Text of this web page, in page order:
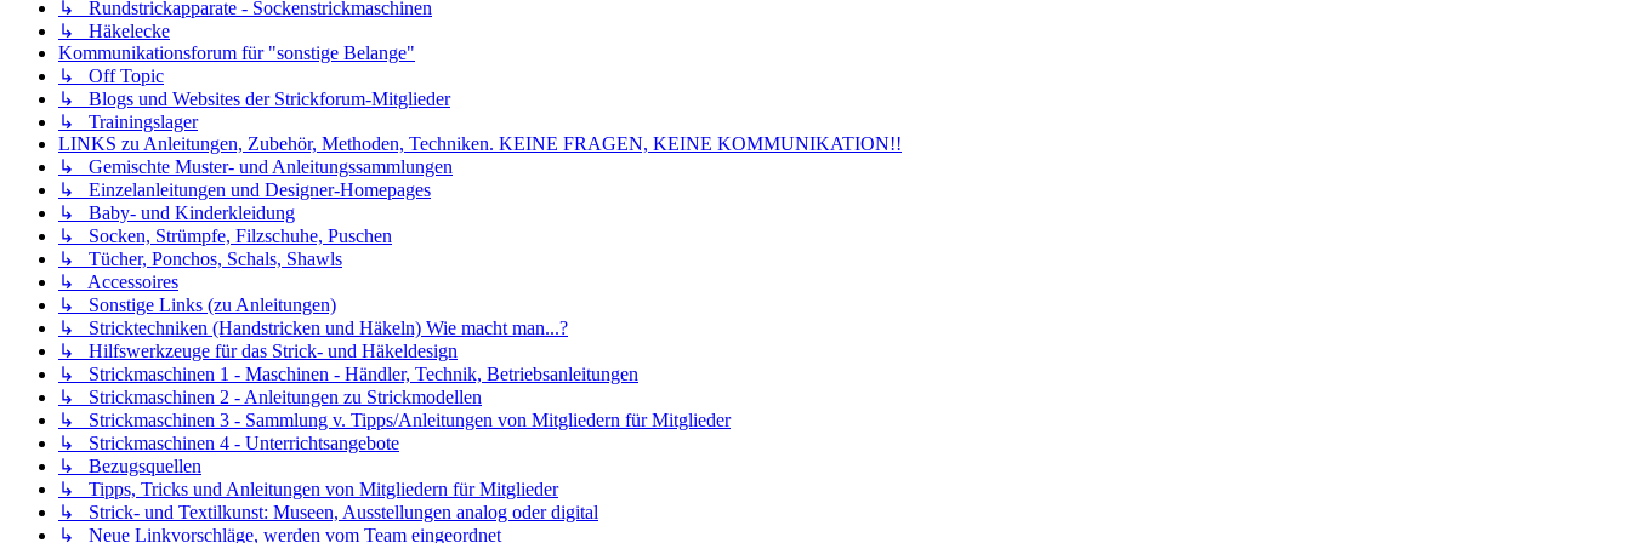
↳ Rundstrickapparate - Sockenstrickmaschinen
↳ Häkelecke
Kommunikationsforum für "sonstige Belange"
↳ Off Topic
↳ Blogs und Websites der Strickforum-Mitglieder
↳ Trainingslager
LINKS zu Anleitungen, Zubehör, Methoden, Techniken. KEINE FRAGEN, KEINE KOMMUNIKATION!!
↳ Gemischte Muster- und Anleitungssammlungen
↳ Einzelanleitungen und Designer-Homepages
↳ Baby- und Kinderkleidung
↳ Socken, Strümpfe, Filzschuhe, Puschen
↳ Tücher, Ponchos, Schals, Shawls
↳ Accessoires
↳ Sonstige Links (zu Anleitungen)
↳ Stricktechniken (Handstricken und Häkeln) Wie macht man...?
↳ Hilfswerkzeuge für das Strick- und Häkeldesign
↳ Strickmaschinen 1 - Maschinen - Händler, Technik, Betriebsanleitungen
↳ Strickmaschinen 2 - Anleitungen zu Strickmodellen
↳ Strickmaschinen 3 - Sammlung v. Tipps/Anleitungen von Mitgliedern für Mitglieder
↳ Strickmaschinen 4 - Unterrichtsangebote
↳ Bezugsquellen
↳ Tipps, Tricks und Anleitungen von Mitgliedern für Mitglieder
↳ Strick- und Textilkunst: Museen, Ausstellungen analog oder digital
↳ Neue Linkvorschläge, werden vom Team eingeordnet